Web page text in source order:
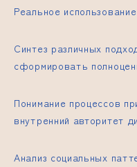
Реальное использование
Синтез различных
сформировать
Понимание процессов
внутренний авторитет
Анализ социальных